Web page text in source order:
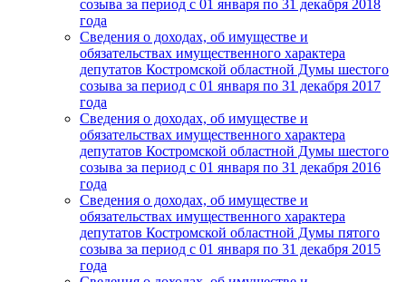
созыва за период с 01 января по 31 декабря 2018
года
Сведения о доходах, об имуществе и
обязательствах имущественного характера
депутатов Костромской областной Думы шестого
созыва за период с 01 января по 31 декабря 2017
года
Сведения о доходах, об имуществе и
обязательствах имущественного характера
депутатов Костромской областной Думы шестого
созыва за период с 01 января по 31 декабря 2016
года
Сведения о доходах, об имуществе и
обязательствах имущественного характера
депутатов Костромской областной Думы пятого
созыва за период с 01 января по 31 декабря 2015
года